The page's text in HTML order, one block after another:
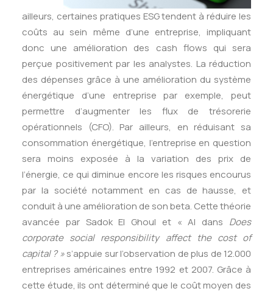
ailleurs, certaines pratiques ESG tendent à réduire les
coûts au sein même d’une entreprise, impliquant
donc une amélioration des cash flows qui sera
perçue positivement par les analystes. La réduction
des dépenses grâce à une amélioration du système
énergétique d’une entreprise par exemple, peut
permettre d’augmenter les flux de trésorerie
opérationnels (CFO). Par ailleurs, en réduisant sa
consommation énergétique, l’entreprise en question
sera moins exposée à la variation des prix de
l’énergie, ce qui diminue encore les risques encourus
par la société notamment en cas de hausse, et
conduit à une amélioration de son beta. Cette théorie
avancée par Sadok El Ghoul et « Al dans Does
corporate social responsibility affect the cost of
capital ? »s’appuie sur l’observation de plus de 12.000
entreprises américaines entre 1992 et 2007. Grâce à
cette étude, ils ont déterminé que le coût moyen des